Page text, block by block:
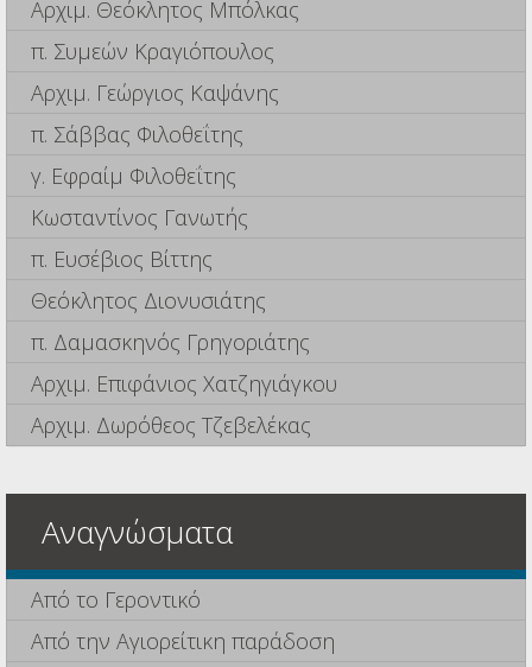
Αρχιμ. Θεόκλητος Μπόλκας
π. Συμεών Κραγιόπουλος
Αρχιμ. Γεώργιος Καψάνης
π. Σάββας Φιλοθεΐτης
γ. Εφραίμ Φιλοθεΐτης
Κωσταντίνος Γανωτής
π. Ευσέβιος Βίττης
Θεόκλητος Διονυσιάτης
π. Δαμασκηνός Γρηγοριάτης
Αρχιμ. Επιφάνιος Χατζηγιάγκου
Αρχιμ. Δωρόθεος Τζεβελέκας
Αναγνώσματα
Από το Γεροντικό
Από την Αγιορείτικη παράδοση